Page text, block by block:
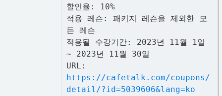
할인율: 10%
적용 레슨: 패키지 레슨을 제외한 모
든 레슨
적용될 수강기간: 2023년 11월 1일
~ 2023년 11월 30일
URL:
https://cafetalk.com/coupons/
detail/?id=5039606&lang=ko